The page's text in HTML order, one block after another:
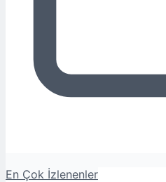
En Çok İzlenenler